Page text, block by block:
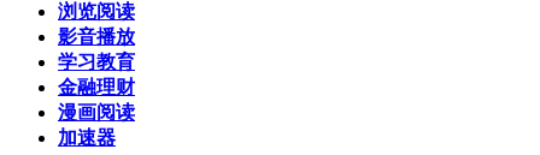
浏览阅读
影音播放
学习教育
金融理财
漫画阅读
加速器